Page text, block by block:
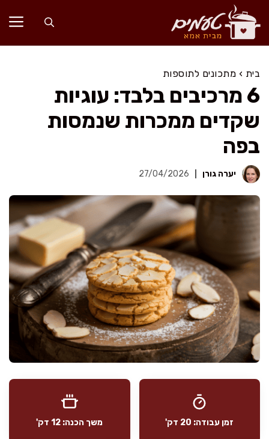
לדלג
לתוכן
בית › מתכונים לתוספות
6 מרכיבים בלבד: עוגיות
שקדים ממכרות שנמסות
בפה
יערה גורן 27/04/2026
זמן עבודה: 20 דק' משך הכנה: 12 דק'